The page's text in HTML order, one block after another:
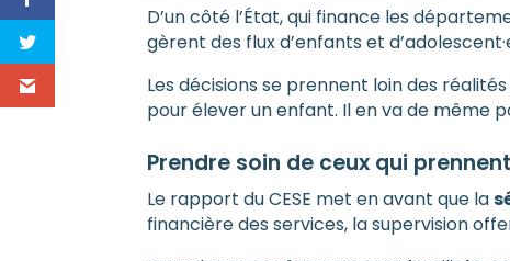
D’un côté l’État, qui finance les
gèrent des flux d’enfants et
Les décisions se prennent loin des
pour élever un enfant. Il en va de même
Prendre soin de ceux qui
Le rapport du CESE met en avant que la
financière des services, la supervision